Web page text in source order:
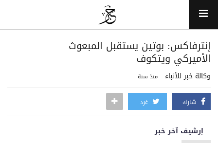
‏إنترفاكس: بوتين يستقبل المبعوث
الأميركي ويتكوف
وكالة خبر للأنباء منذ سنة
شارك غرد
إرشيف آخر خبر